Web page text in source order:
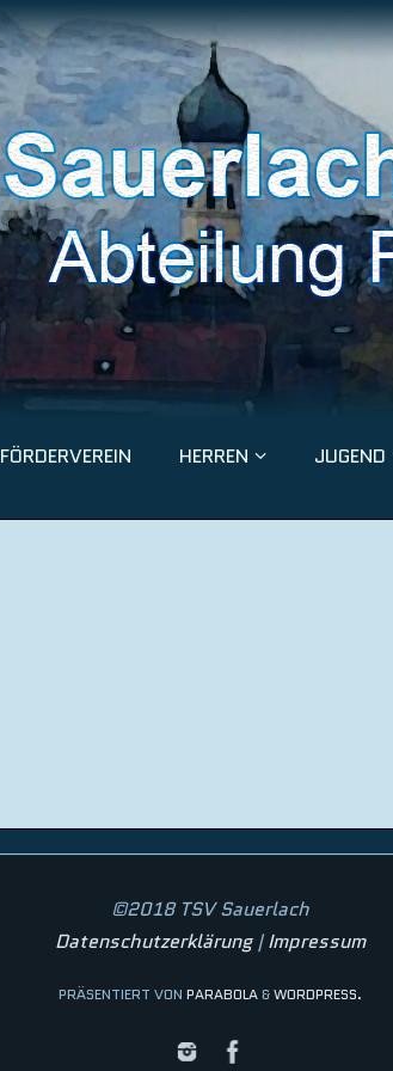
FÖRDERVEREIN HERREN JUGEND
©2018 TSV Sauerlach
Datenschutzerklärung|Impressum
PRÄSENTIERT VON PARABOLA&WORDPRESS.